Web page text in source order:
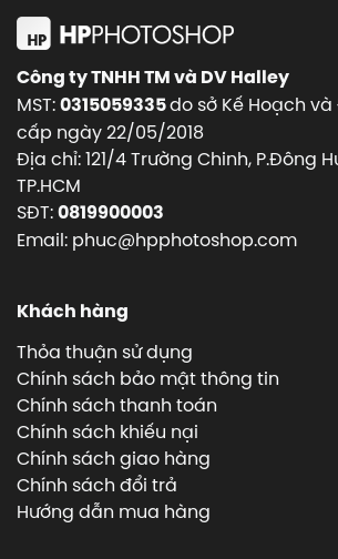
Công ty TNHH TM và DV Halley
MST:0315059335do sở Kế Hoạch và
cấp ngày 22/05/2018
Địa chỉ: 121/4 Trường Chinh, P.Đông
TP.HCM
SĐT:0819900003
Email: phuc@hpphotoshop.com
Khách hàng
Thỏa thuận sử dụng
Chính sách bảo mật thông tin
Chính sách thanh toán
Chính sách khiếu nại
Chính sách giao hàng
Chính sách đổi trả
Hướng dẫn mua hàng